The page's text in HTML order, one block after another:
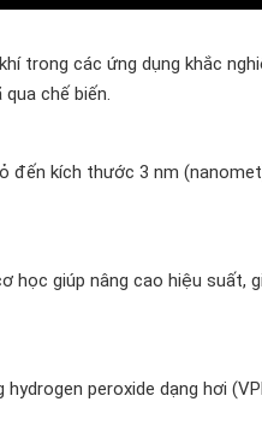
trong các ứng dụng khắc
chế biến.
đến kích thước 3 nm
học giúp nâng cao hiệu suất,
peroxide dạng hơi